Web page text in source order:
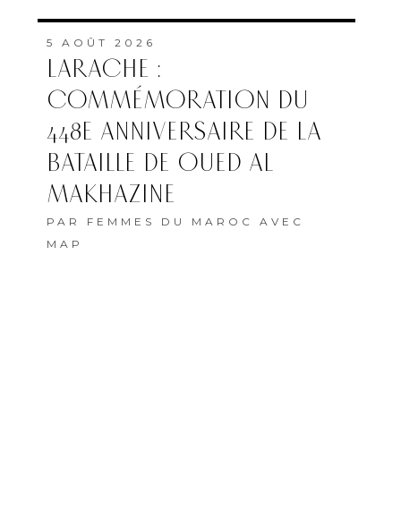
5 AOÛT 2026
LARACHE :
COMMÉMORATION DU
448E ANNIVERSAIRE DE LA
BATAILLE DE OUED AL
MAKHAZINE
PAR FEMMES DU MAROC AVEC
MAP